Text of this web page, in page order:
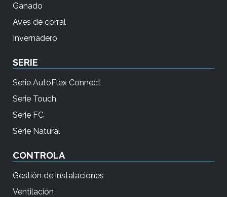
Ganado
Aves de corral
Invernadero
SERIE
Serie AutoFlex Connect
Serie Touch
Serie FC
Serie Natural
CONTROLA
Gestión de instalaciones
Ventilación